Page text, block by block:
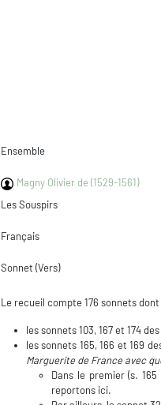
Ensemble
Magny Olivier de (1529-1561)
Les Souspirs
Français
Sonnet (Vers)
Le recueil compte 176 sonnets
les sonnets 103, 167 et 174 des
les sonnets 165, 166 et 169
Marguerite de France avec
Dans le premier (s.
reportons ici.